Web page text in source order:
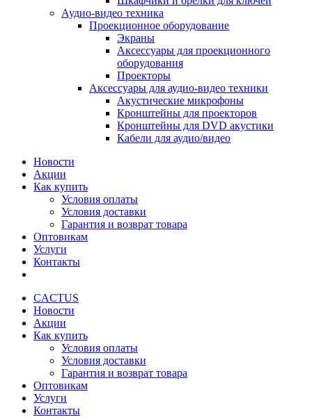
Аудио-видео техника
Проекционное оборудование
Экраны
Аксессуары для проекционного
оборудования
Проекторы
Аксессуары для аудио-видео техники
Акустические микрофоны
Кронштейны для проекторов
Кронштейны для DVD акустики
Кабели для аудио/видео
Новости
Акции
Как купить
Условия оплаты
Условия доставки
Гарантия и возврат товара
Оптовикам
Услуги
Контакты
CACTUS
Новости
Акции
Как купить
Условия оплаты
Условия доставки
Гарантия и возврат товара
Оптовикам
Услуги
Контакты